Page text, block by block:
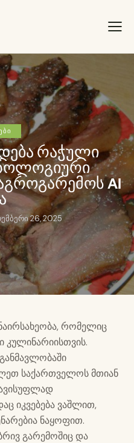
რაჭული
AI
26, 2025
რომელიც
კულინარიისთვის.
საქართველოს მთიან
იკვებება ვაშლით,
ნაყოფით.
გარემოშიც და